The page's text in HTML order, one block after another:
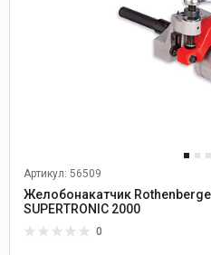
Артикул: 56509
Желобонакатчик
SUPERTRONIC 2000
0